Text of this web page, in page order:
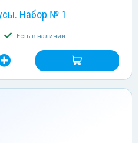
Набор № 1
Есть в наличии